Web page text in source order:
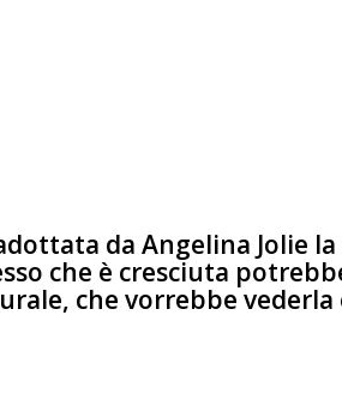
da Angelina Jolie
che è cresciuta
che vorrebbe vederla